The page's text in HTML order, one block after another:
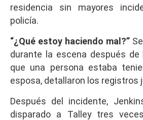
residencia sin mayores
policía.
“¿Qué estoy haciendo mal?”
durante la escena después
que una persona estaba
esposa, detallaron los registros
Después del incidente,
disparado a Talley tres